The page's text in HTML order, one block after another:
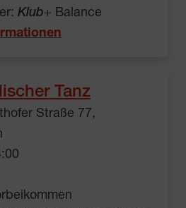
Klub+ Balance
Tanz
Straße 77,